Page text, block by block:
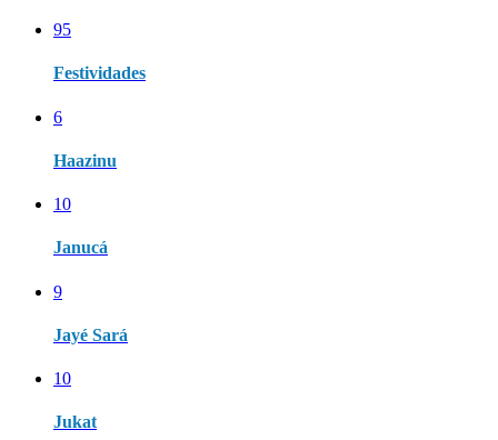
95
Festividades
6
Haazinu
10
Janucá
9
Jayé Sará
10
Jukat